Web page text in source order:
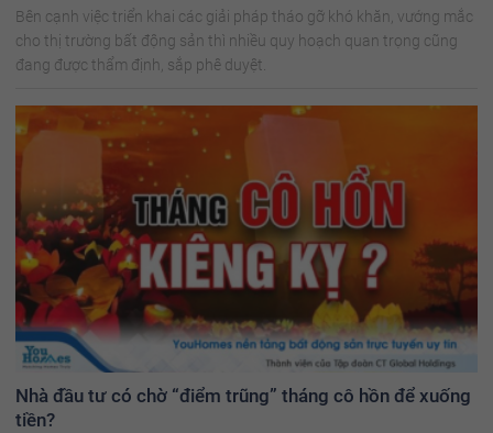
Bên cạnh việc triển khai các giải pháp tháo gỡ khó khăn, vướng mắc
cho thị trường bất động sản thì nhiều quy hoạch quan trọng cũng
đang được thẩm định, sắp phê duyệt.
Nhà đầu tư có chờ “điểm trũng” tháng cô hồn để xuống
tiền?